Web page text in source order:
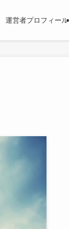
運営者プロフィール